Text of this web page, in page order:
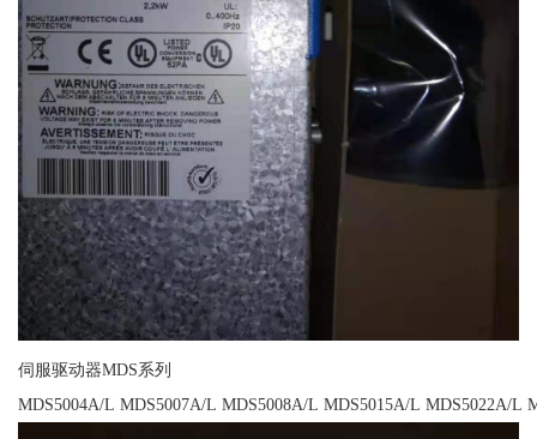
伺服驱动器MDS系列
MDS5004A/L MDS5007A/L MDS5008A/L MDS5015A/L MDS5022A/